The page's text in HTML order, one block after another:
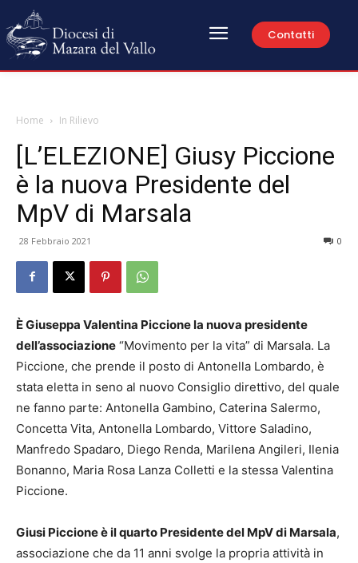
Contatti
Home In Rilievo
[L’ELEZIONE] Giusy Piccione
è la nuova Presidente del
MpV di Marsala
28 Febbraio 2021 0
È Giuseppa Valentina Piccione la nuova presidente
dell’associazione “Movimento per la vita” di Marsala. La
Piccione, che prende il posto di Antonella Lombardo, è
stata eletta in seno al nuovo Consiglio direttivo, del quale
ne fanno parte: Antonella Gambino, Caterina Salermo,
Concetta Vita, Antonella Lombardo, Vittore Saladino,
Manfredo Spadaro, Diego Renda, Marilena Angileri, Ilenia
Bonanno, Maria Rosa Lanza Colletti e la stessa Valentina
Piccione.
Giusi Piccione è il quarto Presidente del MpV di Marsala,
associazione che da 11 anni svolge la propria attività in